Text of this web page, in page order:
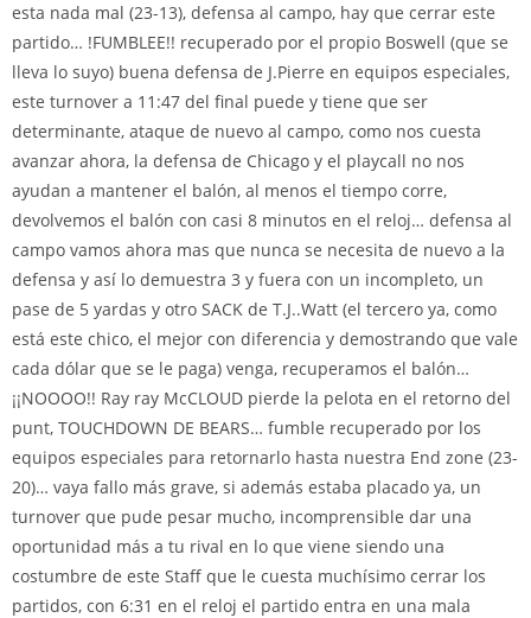
esta nada mal (23-13), defensa al campo, hay que cerrar este
partido… !FUMBLEE!! recuperado por el propio Boswell (que se
lleva lo suyo) buena defensa de J.Pierre en equipos especiales,
este turnover a 11:47 del final puede y tiene que ser
determinante, ataque de nuevo al campo, como nos cuesta
avanzar ahora, la defensa de Chicago y el playcall no nos
ayudan a mantener el balón, al menos el tiempo corre,
devolvemos el balón con casi 8 minutos en el reloj… defensa al
campo vamos ahora mas que nunca se necesita de nuevo a la
defensa y así lo demuestra 3 y fuera con un incompleto, un
pase de 5 yardas y otro SACK de T.J..Watt (el tercero ya, como
está este chico, el mejor con diferencia y demostrando que vale
cada dólar que se le paga) venga, recuperamos el balón…
¡¡NOOOO!! Ray ray McCLOUD pierde la pelota en el retorno del
punt, TOUCHDOWN DE BEARS… fumble recuperado por los
equipos especiales para retornarlo hasta nuestra End zone (23-
20)… vaya fallo más grave, si además estaba placado ya, un
turnover que pude pesar mucho, incomprensible dar una
oportunidad más a tu rival en lo que viene siendo una
costumbre de este Staff que le cuesta muchísimo cerrar los
partidos, con 6:31 en el reloj el partido entra en una mala